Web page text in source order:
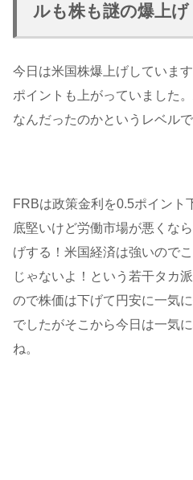
ルも株も謎の爆上げ
今日は米国株爆上げしていま
ポイントも上がっていました
なんだったのかというレベル
FRBは政策金利を0.5ポイント
底堅いけど労働市場が悪くな
げする！米国経済は強いので
じゃないよ！という若干タカ
ので株価は下げて円安に一気
でしたがそこから今日は一気
ね。